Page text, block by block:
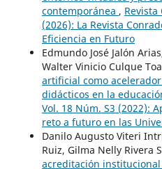
contemporánea , Revista
(2026): La Revista
Eficiencia en Futuro
Edmundo José Jalón
Walter Vinicio Culque
artificial como
didácticos en la
Vol. 18 Núm. S3 (2022):
reto a futuro en las
Danilo Augusto Viteri
Ruiz, Gilma Nelly Rivera
acreditación